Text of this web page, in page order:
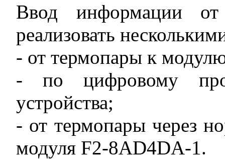
Ввод информации
реализовать
- от термопары к
- по цифровому
устройства;
- от термопары через
модуля F2-8AD4DA-1.